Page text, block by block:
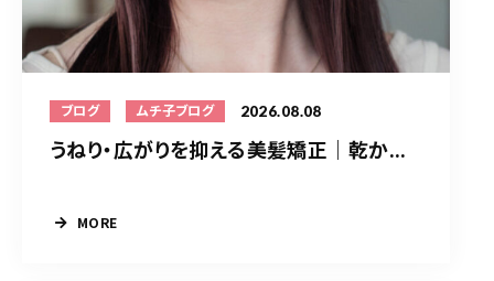
ブログ ムチ子ブログ 2026.08.08
うねり・広がりを抑える美髪矯正｜乾か...
MORE